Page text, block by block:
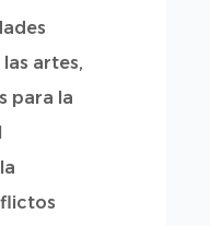
artes,
para la